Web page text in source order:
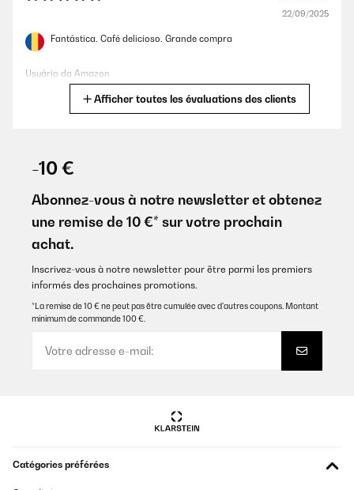
22/09/2025
Fantástica. Café delicioso. Grande compra
Usuário da Amazon
Amazon-Benutzer
Traduire
So soll ein Kaffeevollautomat für den Hausgebrauch sein. Das
auch auf die Kaffesorte an).
Afficher toutes les évaluations des clients
-10 €
Abonnez-vous à notre newsletter et obtenez
une remise de 10 €* sur votre prochain
achat.
Inscrivez-vous à notre newsletter pour être parmi les premiers
informés des prochaines promotions.
*La remise de 10 € ne peut pas être cumulée avec d’autres coupons. Montant
minimum de commande 100 €.
Catégories préférées